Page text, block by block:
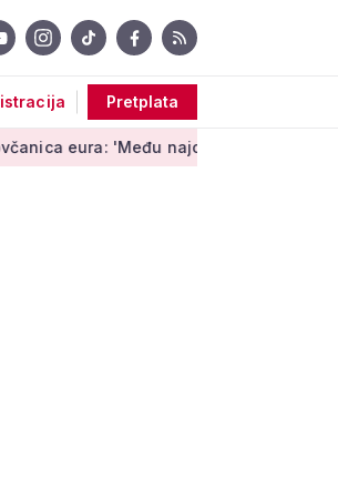
Pretplata
najopipljivijim su izrazima Europe'